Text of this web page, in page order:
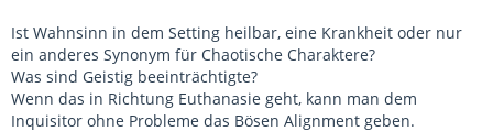
unschädlich gemacht werden müssen.
Er selbst hat sich als Rechtschaffen (bzw. im englischen
Lawful, was es irgendwie besser trifft) -Gut angesehen, was
die Mitspieler aber nicht so sahen und ihn eher als
Ist Wahnsinn in dem Setting heilbar, eine Krankheit oder nur
ein anderes Synonym für Chaotische Charaktere?
Was sind Geistig beeinträchtigte?
Wenn das in Richtung Euthanasie geht, kann man dem
Inquisitor ohne Probleme das Bösen Alignment geben.